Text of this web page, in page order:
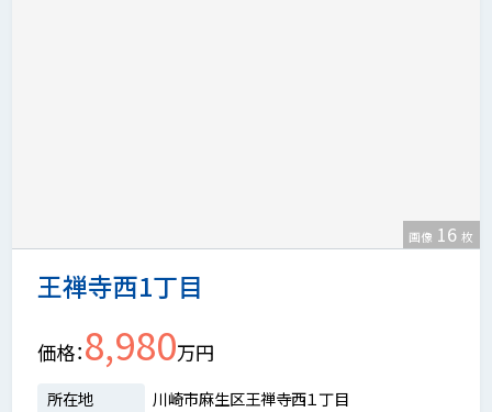
王禅寺西1丁目
画像 16 枚
価格 8,980万円
所在地
川崎市麻生区王禅寺西１丁目